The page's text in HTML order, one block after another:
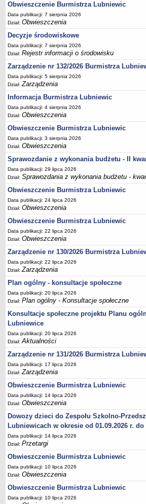
Statut
Uchwały Rady Miejskiej
Zarządzenia Burmistrza
Ogłoszenia Burmistrza
Opłaty i podatki
Zagospodarowanie przestrzenne
Programy i inne zamierzenia
Taryfy dla zbiorowego zaopatrzenia w
odprowadzania ścieków
Raport o stanie gminy Lubniewice
Zabytki gminne
PRZESTRZENNEGO
Zagospodarowanie przestrzenne
0_Studium
Plan ogólny
Plan ogólny - opiniowanie i uzgadnianie
Plan ogólny - Konsultacje społeczne
MPZP.1_IV.11.98
MPZP.2_XIV.105.2000
MPZP.3_XXIV.177.2001
MPZP.4_XXVII.234.2010
MPZP.5_XXI.151.2012
MPZP.6_XVIII.198.2013
MPZP.7_XXVIII.199.2013
MPZP.8_XXIX.208.2013
MPZP.9_XI.78.2015
MPZP.10_XI.79.2015
MPZP.11_XXIII.145.2020
MPZP.12_XLI.257.2022
MPZP.13_XLI/258/2022
MPZP.14_XLII/267/2023
MPZP_elektrownie wiatrowe Glisno
Lubniewice
MPZP_część obrębu Glisno w rejonie
MPZP_część obrębu Glisno
WNIOSKI DO POBRANIA
Referat księgowości i podatków
Obwieszczenie Burmistrza Lubniewic
Data publikacji: 7 sierpnia 2026
Dział:Obwieszczenia
Decyzje środowiskowe
Data publikacji: 7 sierpnia 2026
Dział:Rejestr informacji o środowisku
Zarządzenie nr 132/2026 Burmistrza
Data publikacji: 5 sierpnia 2026
Dział:Zarządzenia
Informacja Burmistrza Lubniewic
Data publikacji: 4 sierpnia 2026
Dział:Obwieszczenia
Obwieszczenie Burmistrza Lubniewic
Data publikacji: 3 sierpnia 2026
Dział:Obwieszczenia
Sprawozdanie z wykonania budżetu - II
Data publikacji: 29 lipca 2026
Dział:Sprawozdania z wykonania budżetu -
Obwieszczenie Burmistrza Lubniewic
Data publikacji: 24 lipca 2026
Dział:Obwieszczenia
Obwieszczenie Burmistrza Lubniewic
Data publikacji: 22 lipca 2026
Dział:Obwieszczenia
Zarządzenie nr 130/2026 Burmistrza
Data publikacji: 22 lipca 2026
Dział:Zarządzenia
Plan ogólny - konsultacje społeczne
Data publikacji: 20 lipca 2026
Dział:Plan ogólny - Konsultacje społeczne
Konsultacje społeczne projektu Planu
Lubniewice
Data publikacji: 20 lipca 2026
Dział:Aktualności
Zarządzenie nr 131/2026 Burmistrza
Data publikacji: 17 lipca 2026
Dział:Zarządzenia
Obwieszczenie Burmistrza Lubniewic
Data publikacji: 14 lipca 2026
Dział:Obwieszczenia
Dowozy dzieci do Zespołu Szkolno-
Lubniewicach w okresie od 01.09.2026 r. do
Data publikacji: 14 lipca 2026
Dział:Przetargi
Obwieszczenie Burmistrza Lubniewic
Data publikacji: 10 lipca 2026
Dział:Obwieszczenia
Obwieszczenie Burmistrza Lubniewic
Data publikacji: 10 lipca 2026